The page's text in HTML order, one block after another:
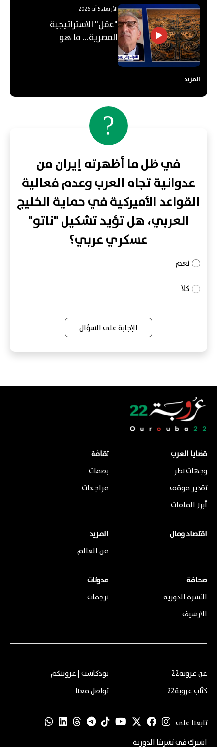
الأربعاء 5 آب 2026
"عقل" الاستراتيجية
المصرية... ما هو
المزيد
?
في ظل ما أظهرته إيران من
عدوانية تجاه العرب وعدم فعالية
القواعد الأميركية في حماية الخليج
العربي، هل تؤيد تشكيل "ناتو"
عسكري عربي؟
نعم
كلا
الإجابة على السؤال
قضايا العرب
وجهات نظر
تقدير موقف
أبرز الملفات
ثقافة
بصمات
مراجعات
اقتصاد ومال
المزيد
من العالم
صحافة
النشرة الدورية
الأرشيف
مدونات
ترجمات
عن عروبة22
كتّاب عروبة22
بودكاست | عروبتكم
تواصل معنا
تابعنا على
اشترك في نشرتنا الدورية